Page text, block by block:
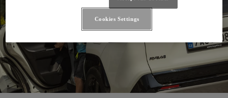
Cookies Settings